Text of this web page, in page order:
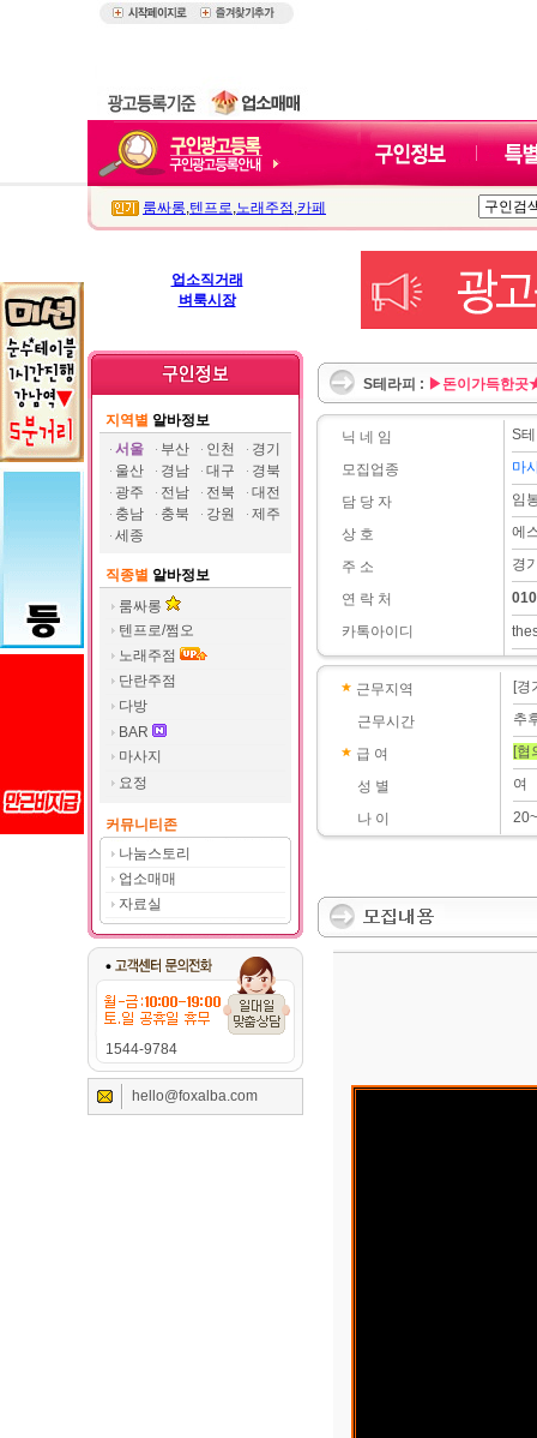
룸싸롱,텐프로,노래주점 ,카페
업소직거래
벼룩시장
지역별 알바정보
서울
부산 인천
경기
울산
경남 대구
경북
광주
전남 전북
대전
충남
충북 강원
제주
세종
직종별 알바정보
룸싸롱
텐프로/쩜오
노래주점
단란주점
다방
BAR
마사지
요정
커뮤니티존
나눔스토리
업소매매
자료실
1544-9784
hello@foxalba.com
S테라피 : ▶돈이가득한곳
닉 네 임
모집업종
담 당 자
상 호
주 소
연 락 처
카톡아이디
S
마
임
에
경
근무지역
근무시간
급 여
성 별
나 이
[경
추
[협
여